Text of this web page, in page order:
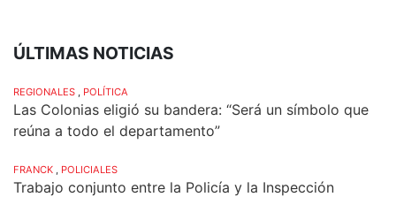
ÚLTIMAS NOTICIAS
REGIONALES , POLÍTICA
Las Colonias eligió su bandera: “Será un símbolo que
reúna a todo el departamento”
FRANCK , POLICIALES
Trabajo conjunto entre la Policía y la Inspección